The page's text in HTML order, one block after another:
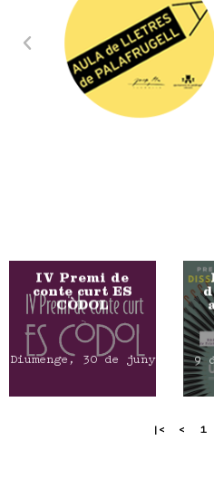
IV Premi de
conte curt ES
CÒDOL
Diumenge, 30 de juny
9
|< < 1